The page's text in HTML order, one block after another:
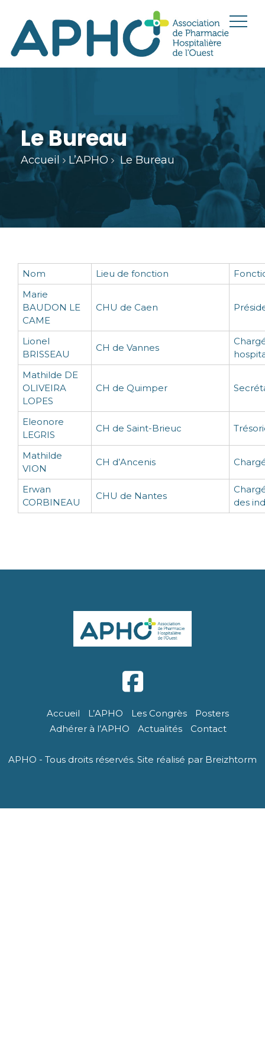
Le Bureau
Accueil L’APHO Le Bureau
Nom Lieu de fonction
Marie
BAUDON LE
CAME
CHU de Caen
Lionel
BRISSEAU
CH de Vannes
Mathilde DE
OLIVEIRA
LOPES
CH de Quimper
Eleonore
LEGRIS
CH de Saint-Brieuc
Mathilde
VION
CH d’Ancenis
Erwan
CORBINEAU
CHU de Nantes
des
Accueil L’APHO Les Congrès
Posters
Adhérer à l’APHO
Actualités Contact
APHO - Tous droits réservés. Site réalisé par Breizhtorm